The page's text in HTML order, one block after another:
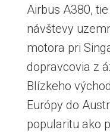
Airbus A380,
návštevy
motora pri
dopravcovia z
Blízkeho
Európy do
popularitu ako